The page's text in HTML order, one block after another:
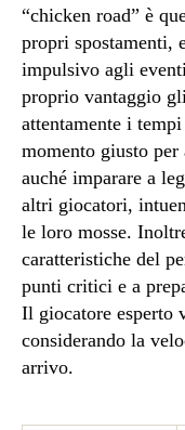
“chicken road” è
propri spostamenti,
impulsivo agli
proprio vantaggio
attentamente i
momento giusto per
auché imparare a
altri giocatori,
le loro mosse.
caratteristiche del
punti critici e a
Il giocatore esperto
considerando la
arrivo.